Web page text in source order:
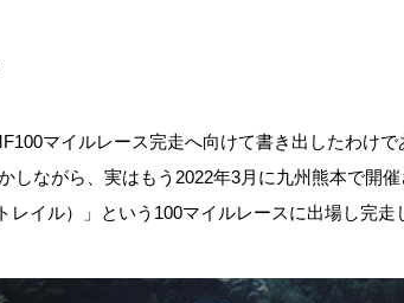
マイルレース完走へ向けて書き出したわけ
しながら、実はもう2022年3月に九州熊本で開
レイル）」という100マイルレースに出場し完走